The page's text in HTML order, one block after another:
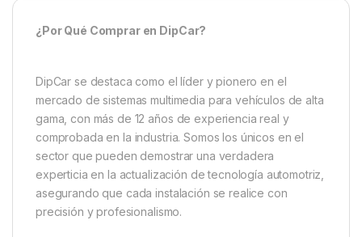
¿Por Qué Comprar en DipCar?
DipCar se destaca como el líder y pionero en el
mercado de sistemas multimedia para vehículos de alta
gama, con más de 12 años de experiencia real y
comprobada en la industria. Somos los únicos en el
sector que pueden demostrar una verdadera
experticia en la actualización de tecnología automotriz,
asegurando que cada instalación se realice con
precisión y profesionalismo.